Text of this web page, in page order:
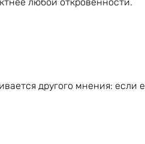
другого мнения: если